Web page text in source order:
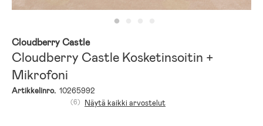
Cloudberry Castle
Cloudberry Castle Kosketinsoitin +
Mikrofoni
Artikkelinro. 10265992
(6) Näytä kaikki arvostelut